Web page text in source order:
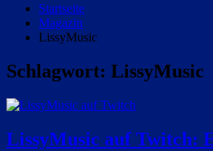
Startseite
Magazin
LissyMusic
Schlagwort: LissyMusic
LissyMusic auf Twitch: